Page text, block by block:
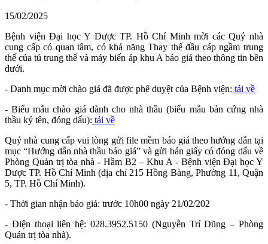
15/02/2025
Bệnh viện Đại học Y Dược TP. Hồ Chí Minh mời các Quý nhà
cung cấp có quan tâm, có khả năng Thay thế đầu cáp ngầm trung
thế của tủ trung thế và máy biến áp khu A báo giá theo thông tin bên
dưới.
- Danh mục mời chào giá đã được phê duyệt của Bệnh viện: tải về
- Biểu mẫu chào giá dành cho nhà thầu (biểu mẫu bản cứng nhà
thầu ký tên, đóng dấu): tải về
Quý nhà cung cấp vui lòng gửi file mềm báo giá theo hướng dẫn tại
mục “Hướng dẫn nhà thầu báo giá” và gửi bản giấy có đóng dấu về
Phòng Quản trị tòa nhà - Hầm B2 – Khu A - Bệnh viện Đại học Y
Dược TP. Hồ Chí Minh (địa chỉ 215 Hồng Bàng, Phường 11, Quận
5, TP. Hồ Chí Minh).
- Thời gian nhận báo giá: trước 10h00 ngày 21/02/202
- Điện thoại liên hệ: 028.3952.5150 (Nguyễn Trí Dũng – Phòng
Quản trị tòa nhà).